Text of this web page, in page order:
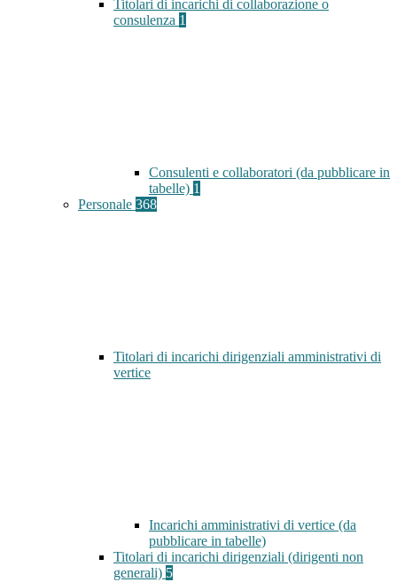
Titolari di incarichi di collaborazione o
consulenza 1
Consulenti e collaboratori (da pubblicare in
tabelle) 1
Personale 368
Titolari di incarichi dirigenziali amministrativi di
vertice
Incarichi amministrativi di vertice (da
pubblicare in tabelle)
Titolari di incarichi dirigenziali (dirigenti non
generali) 5